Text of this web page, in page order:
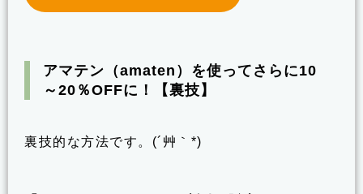
アマテン（amaten）を使ってさらに10
～20％OFFに！【裏技】
裏技的な方法です。(´艸｀*)